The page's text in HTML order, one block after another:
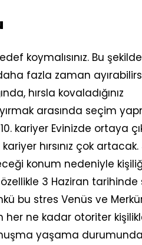
koymalısınız. Bu
fazla zaman
hırsla kovaladığınız
arasında seçim
kariyer Evinizde ortaya
hırsınız çok artacak.
konum nedeniyle
3 Haziran tarihinde
bu stres Venüs ve
her ne kadar otoriter
yaşama durumunda